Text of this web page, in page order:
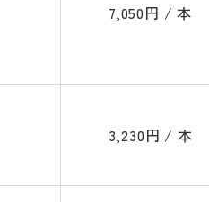
7,050円 / 本
3,230円 / 本